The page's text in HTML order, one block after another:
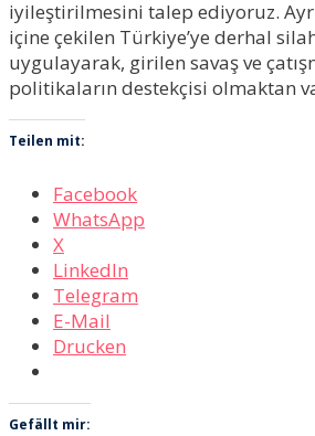
iyileştirilmesini talep ediyoruz.
içine çekilen Türkiye’ye derhal
uygulayarak, girilen savaş ve
politikaların destekçisi olmaktan
Teilen mit:
Facebook
WhatsApp
X
LinkedIn
Telegram
E-Mail
Drucken
Gefällt mir: